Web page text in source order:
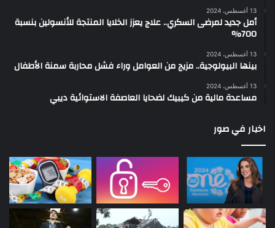
13 أغسطس، 2024
أمل جديد لمرضى السكري.. علاج يعزز الخلايا المنتجة للأنسولين بنسبة
700%
13 أغسطس، 2024
بينها البيولوجية.. مزيج من العوامل وراء فشل محاربة سمنة الأطفال
13 أغسطس، 2024
مساعدة مالية من كيبيك لضحايا العاصفة الاستوائية ديبي
اخبار في صور